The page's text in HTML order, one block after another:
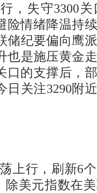
失守3300关
险情绪降温持
储纪要偏向鹰
也是施压黄金
口的支撑后，
日关注3290附
行，刷新6个
除美元指数在